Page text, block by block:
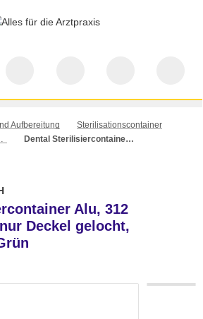
Aufbereitung
Sterilisationscontainer
Dental Sterilisiercontainer Alu, 312 x 189 x 66 mm, nur Deckel gelocht, farbige Deckel Grün
Alu, 312
Deckel gelocht,